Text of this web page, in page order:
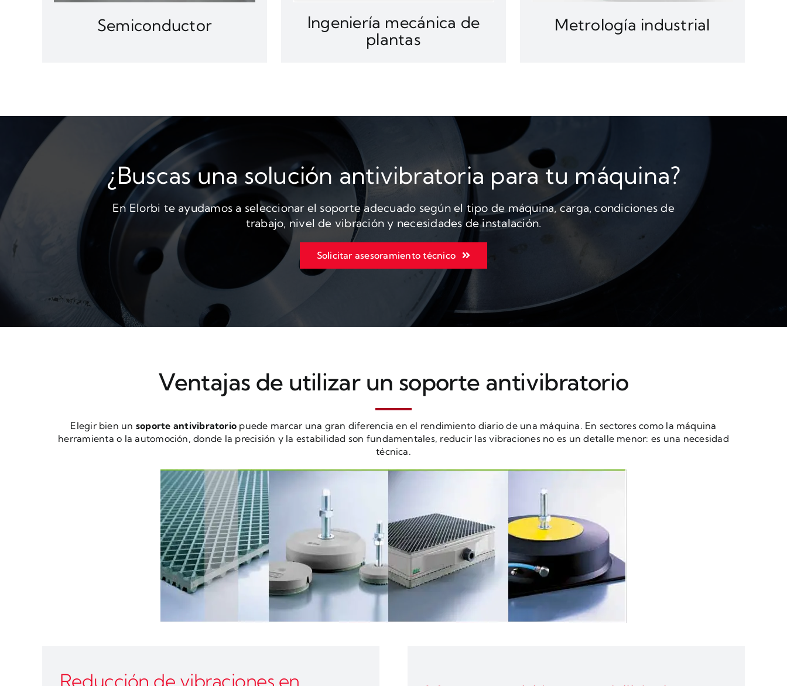
Semiconductor
Ingeniería mecánica de
plantas
Metrología industrial
¿Buscas una solución antivibratoria para tu máquina?
En Elorbi te ayudamos a seleccionar el soporte adecuado según el tipo de máquina, carga, condiciones de
trabajo, nivel de vibración y necesidades de instalación.
Solicitar asesoramiento técnico
Ventajas de utilizar un soporte antivibratorio
Elegir bien un soporte antivibratorio puede marcar una gran diferencia en el rendimiento diario de una máquina. En sectores como la máquina
herramienta o la automoción, donde la precisión y la estabilidad son fundamentales, reducir las vibraciones no es un detalle menor: es una necesidad
técnica.
Reducción de vibraciones en